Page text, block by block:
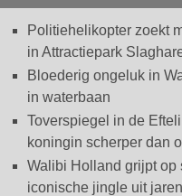
Politiehelikopter zoekt
in Attractiepark
Bloederig ongeluk in
in waterbaan
Toverspiegel in de
koningin scherper dan
Walibi Holland grijpt op
iconische jingle uit